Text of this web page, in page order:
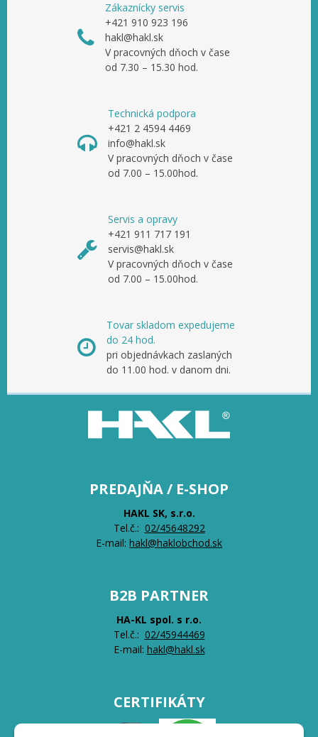
Zákaznícky servis
+421 910 923 196
hakl@hakl.sk
V pracovných dňoch v čase
od 7.30 – 15.30 hod.
Technická podpora
+421 2 4594 4469
info@hakl.sk
V pracovných dňoch v čase
od 7.00 – 15.00hod.
Servis a opravy
+421 911 717 191
servis@hakl.sk
V pracovných dňoch v čase
od 7.00 – 15.00hod.
Tovar skladom expedujeme
do 24 hod.
pri objednávkach zaslaných
do 11.00 hod. v danom dni.
PREDAJŇA / E-SHOP
HAKL SK, s.r.o.
Tel.č.: 02/45648292
E-mail: hakl@haklobchod.sk
B2B PARTNER
HA-KL spol. s r.o.
Tel.č.: 02/45944469
E-mail: hakl@hakl.sk
CERTIFIKÁTY